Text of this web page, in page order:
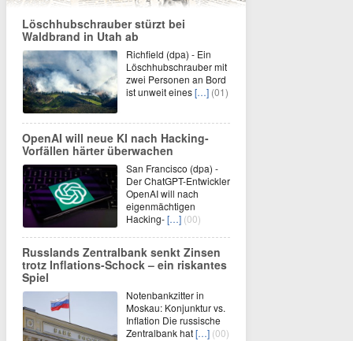
Löschhubschrauber stürzt bei
Waldbrand in Utah ab
Richfield (dpa) - Ein
Löschhubschrauber mit
zwei Personen an Bord
ist unweit eines[…] (01)
OpenAI will neue KI nach Hacking-
Vorfällen härter überwachen
San Francisco (dpa) -
Der ChatGPT-Entwickler
OpenAI will nach
eigenmächtigen
Hacking-[…] (00)
Russlands Zentralbank senkt Zinsen
trotz Inflations-Schock – ein riskantes
Spiel
Notenbankzitter in
Moskau: Konjunktur vs.
Inflation Die russische
Zentralbank hat[…] (00)